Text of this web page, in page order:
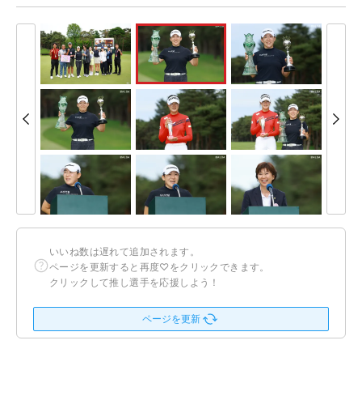
いいね数は遅れて追加されます。
ページを更新すると再度♡をクリックできます。
クリックして推し選手を応援しよう！
ページを更新